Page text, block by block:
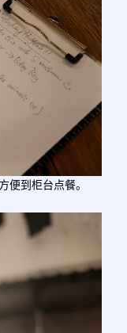
便到柜台点餐。